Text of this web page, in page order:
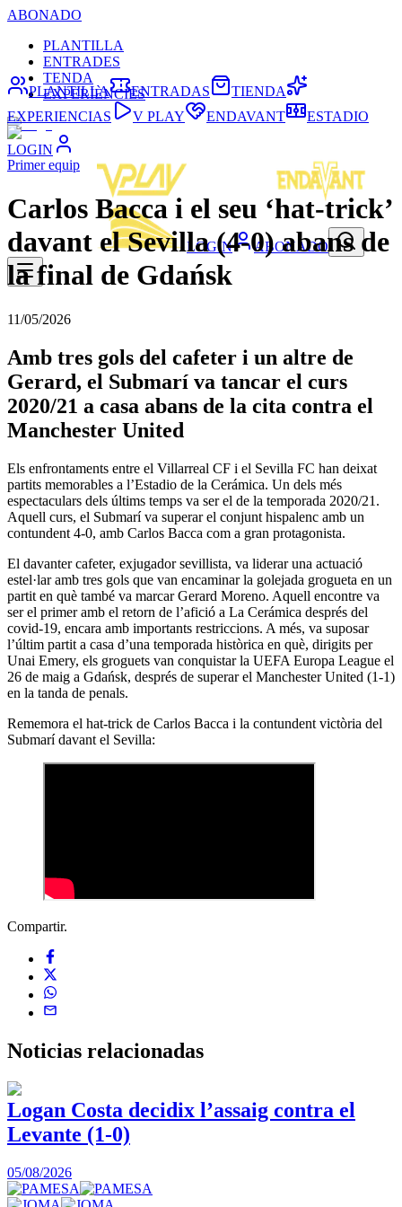
ABONADO
PLANTILLA
ENTRADES
TENDA
EXPERIÈNCIES
LOGIN
LOGIN ABONADO
PLANTILLA ENTRADAS
TIENDA
EXPERIENCIAS
V PLAY ENDAVANT ESTADIO
Primer equip
Carlos Bacca i el seu ‘hat-trick’
davant el Sevilla (4-0) abans de
la final de Gdańsk
11/05/2026
Amb tres gols del cafeter i un altre de
Gerard, el Submarí va tancar el curs
2020/21 a casa abans de la cita contra el
Manchester United
Els enfrontaments entre el Villarreal CF i el Sevilla FC han deixat
partits memorables a l’Estadio de la Cerámica. Un dels més
espectaculars dels últims temps va ser el de la temporada 2020/21.
Aquell curs, el Submarí va superar el conjunt hispalenc amb un
contundent 4-0, amb Carlos Bacca com a gran protagonista.
El davanter cafeter, exjugador sevillista, va liderar una actuació
estel·lar amb tres gols que van encaminar la golejada grogueta en un
partit en què també va marcar Gerard Moreno. Aquell encontre va
ser el primer amb el retorn de l’afició a La Cerámica després del
covid-19, encara amb importants restriccions. A més, va suposar
l’últim partit a casa d’una temporada històrica en què, dirigits per
Unai Emery, els groguets van conquistar la UEFA Europa League el
26 de maig a Gdańsk, després de superar el Manchester United (1-1)
en la tanda de penals.
Rememora el hat-trick de Carlos Bacca i la contundent victòria del
Submarí davant el Sevilla:
Compartir.
Noticias relacionadas
Logan Costa decidix l’assaig contra el
Levante (1-0)
05/08/2026